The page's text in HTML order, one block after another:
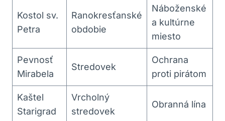
Kostol sv.
Petra
Ranokresťanské
obdobie
Náboženské
a kultúrne
miesto
Pevnosť
Mirabela
Stredovek
Ochrana
proti pirátom
Kaštel
Starigrad
Vrcholný
stredovek
Obranná lína